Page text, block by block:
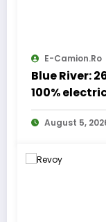
E-Camion.ro
Blue River:
100%
August 5,